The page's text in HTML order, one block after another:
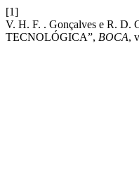
[1]
V. H. F. . Gonçalves e R.
TECNOLÓGICA”, BOCA,